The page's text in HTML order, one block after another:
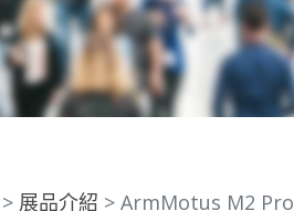
展品介紹 ArmMotus M2 Pro